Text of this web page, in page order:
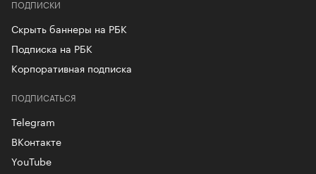
ПОДПИСКИ
Скрыть баннеры на РБК
Подписка на РБК
Корпоративная подписка
ПОДПИСАТЬСЯ
Telegram
ВКонтакте
YouTube